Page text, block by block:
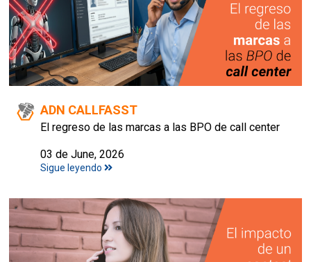
ADN CALLFASST
El regreso de las marcas a las BPO de call center
03 de June, 2026
Sigue leyendo